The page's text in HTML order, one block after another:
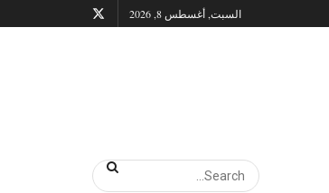
السبت, أغسطس 8, 2026